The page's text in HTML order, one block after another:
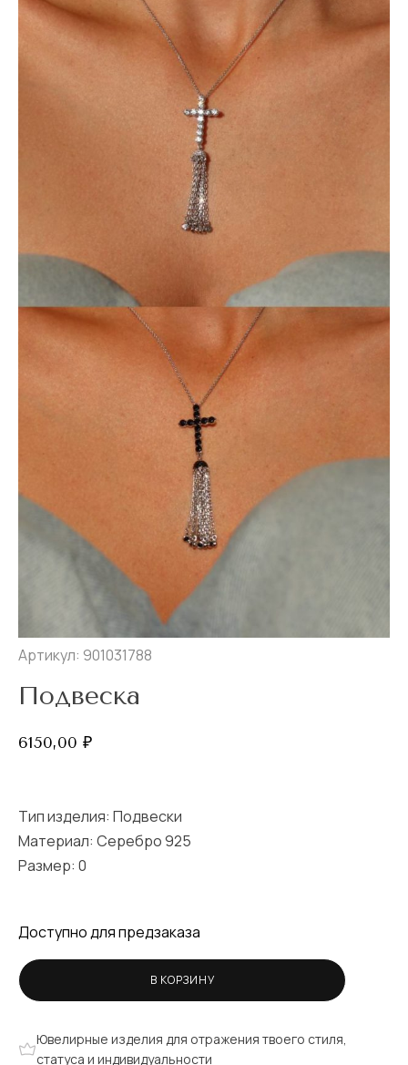
Артикул: 901031788
Подвеска
6150,00 ₽
Тип изделия: Подвески
Материал: Серебро 925
Размер: 0
Доступно для предзаказа
В КОРЗИНУ
Ювелирные изделия для отражения твоего стиля,
статуса и индивидуальности